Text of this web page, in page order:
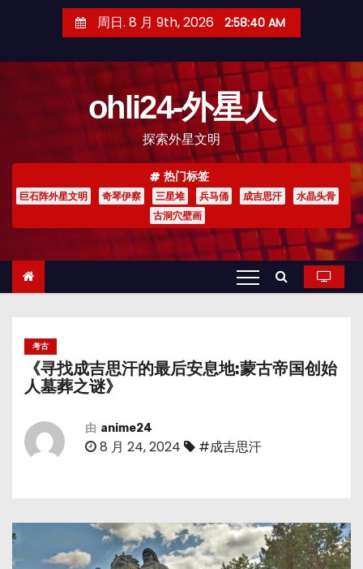
周日. 8 月 9th, 2026 2:58:41 AM
ohli24-外星人
探索外星文明
热门标签
巨石阵外星文明 奇琴伊察 三星堆 兵马俑 成吉思汗
水晶头骨
古洞穴壁画
考古
《寻找成吉思汗的最后安息地:蒙古帝国创始
人墓葬之谜》
由 anime24
8 月 24, 2024 #成吉思汗